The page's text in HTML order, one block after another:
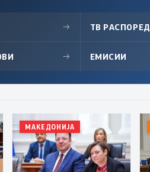
→ ТВ РАСПОРЕД
→ ЕМИСИИ
МАКЕДОНИЈА